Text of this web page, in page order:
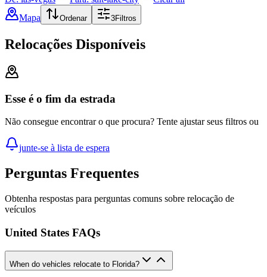
Mapa
Ordenar 3Filtros
Relocações Disponíveis
Esse é o fim da estrada
Não consegue encontrar o que procura? Tente ajustar seus filtros ou
junte-se à lista de espera
Perguntas Frequentes
Obtenha respostas para perguntas comuns sobre relocação de
veículos
United States FAQs
When do vehicles relocate to Florida?